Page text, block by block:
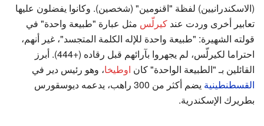
(الاسكندرانيين) لفظة "اقنومين" (شخصين). وكانوا يفضلون عليها
تعابير أخرى وردت عند كيرلّس مثل عبارة "طبيعة واحدة" في
قولته الشهيرة: "طبيعة واحدة للإله الكلمة المتجسد"، غير أنهم،
احتراما لكيرلّس، لم يجهروا بآرائهم قبل رقاده (+444). أبرز
القائلين بـ "الطبيعة الواحدة" كان اوطيخا، وهو رئيس دير في
القسطنطينية
يضم أكثر من 300 راهب، يدعمه ديوسقورس
بطريرك الإسكندرية.